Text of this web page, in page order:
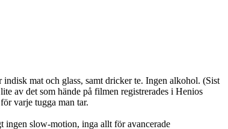
mat och glass, samt dricker te. Ingen alkohol. (Sist
av det som hände på filmen registrerades i Henios
varje tugga man tar.
ingen slow-motion, inga allt för avancerade